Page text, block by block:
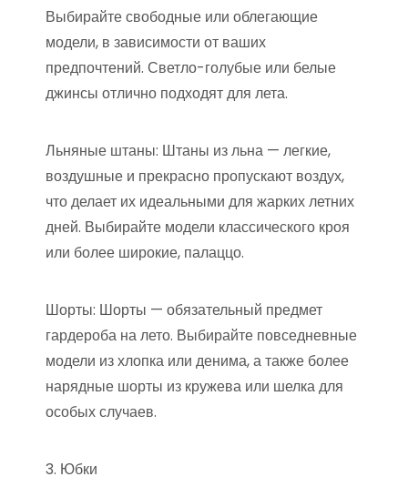
Выбирайте свободные или облегающие
модели, в зависимости от ваших
предпочтений. Светло-голубые или белые
джинсы отлично подходят для лета.
Льняные штаны: Штаны из льна — легкие,
воздушные и прекрасно пропускают воздух,
что делает их идеальными для жарких летних
дней. Выбирайте модели классического кроя
или более широкие, палаццо.
Шорты: Шорты — обязательный предмет
гардероба на лето. Выбирайте повседневные
модели из хлопка или денима, а также более
нарядные шорты из кружева или шелка для
особых случаев.
3. Юбки